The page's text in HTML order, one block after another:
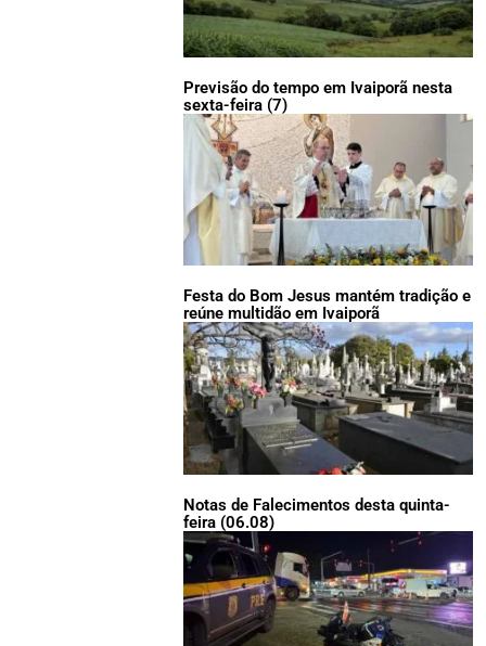
Previsão do tempo em Ivaiporã nesta
sexta-feira (7)
Festa do Bom Jesus mantém tradição e
reúne multidão em Ivaiporã
Notas de Falecimentos desta quinta-
feira (06.08)